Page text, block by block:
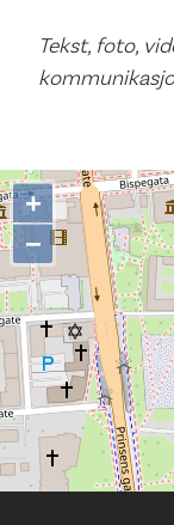
Tekst, foto,
+
−